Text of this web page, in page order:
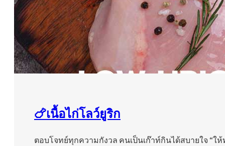
🍗เนื้อไก่โลว์ยูริก
ตอบโจทย์ทุกความกังวล คนเป็นเก๊าท์กินได้สบายใจ “ใ